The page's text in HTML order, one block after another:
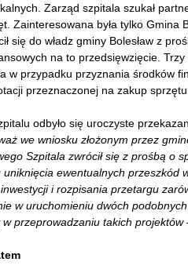
Zarząd szpitala szukał
Zainteresowana była tylko Gmina
się do władz gminy Bolesław z
na to przedsięwzięcie.
a w przypadku przyznania środków
przeznaczonej na zakup sprzętu
odbyło się uroczyste
we wniosku złożonym przez
Szpitala zwrócił się z prośbą o
uniknięcia ewentualnych przeszkód
i rozpisania przetargu
w uruchomieniu dwóch
przeprowadzaniu takich projektów